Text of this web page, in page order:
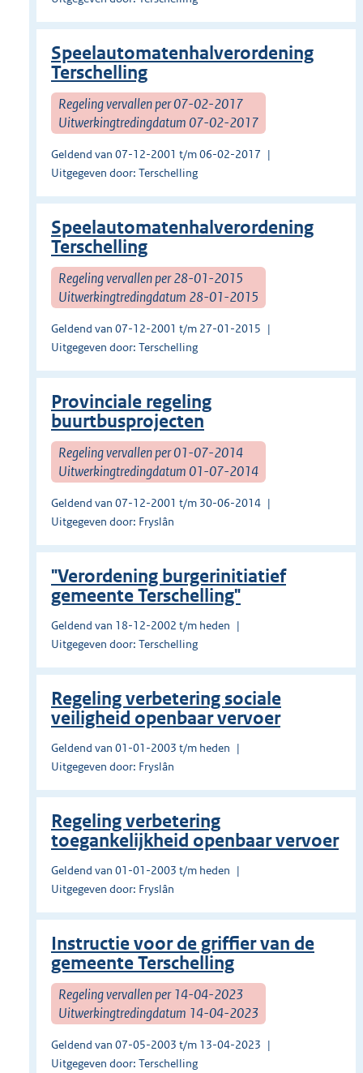
Speelautomatenhalverordening
Terschelling
Regeling vervallen per 07-02-2017
Uitwerkingtredingdatum 07-02-2017
Geldend van 07-12-2001 t/m 06-02-2017
Uitgegeven door: Terschelling
Speelautomatenhalverordening
Terschelling
Regeling vervallen per 28-01-2015
Uitwerkingtredingdatum 28-01-2015
Geldend van 07-12-2001 t/m 27-01-2015
Uitgegeven door: Terschelling
Provinciale regeling
buurtbusprojecten
Regeling vervallen per 01-07-2014
Uitwerkingtredingdatum 01-07-2014
Geldend van 07-12-2001 t/m 30-06-2014
Uitgegeven door: Fryslân
"Verordening burgerinitiatief
gemeente Terschelling"
Geldend van 18-12-2002 t/m heden
Uitgegeven door: Terschelling
Regeling verbetering sociale
veiligheid openbaar vervoer
Geldend van 01-01-2003 t/m heden
Uitgegeven door: Fryslân
Regeling verbetering
toegankelijkheid openbaar vervoer
Geldend van 01-01-2003 t/m heden
Uitgegeven door: Fryslân
Instructie voor de griffier van de
gemeente Terschelling
Regeling vervallen per 14-04-2023
Uitwerkingtredingdatum 14-04-2023
Geldend van 07-05-2003 t/m 13-04-2023
Uitgegeven door: Terschelling